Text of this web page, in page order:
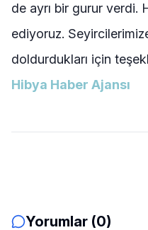
de ayrı bir gurur verdi.
ediyoruz.
doldurdukları için
Hibya Haber Ajansı
Yorumlar (0)